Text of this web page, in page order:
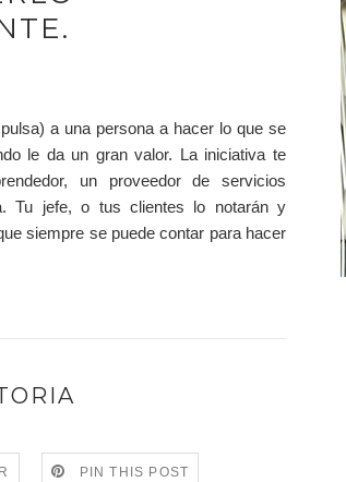
a una persona a hacer lo que se
le da un gran valor. La iniciativa te
un proveedor de servicios
Tu jefe, o tus clientes lo notarán y
siempre se puede contar para hacer
PIN THIS POST